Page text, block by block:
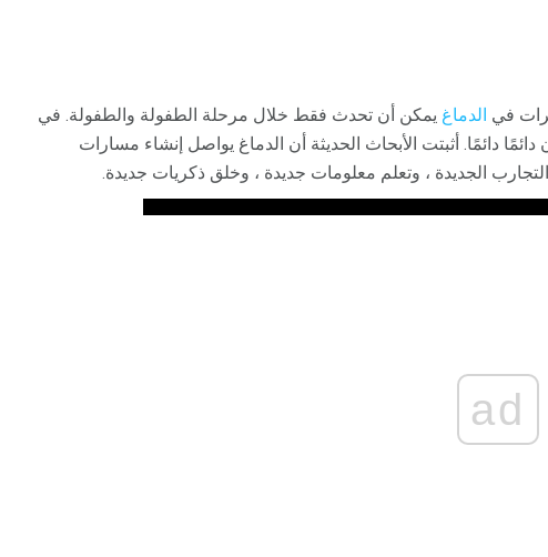
في الدماغ يمكن أن تحدث فقط خلال مرحلة الطفولة والطفولة. في
دائمًا. أثبتت الأبحاث الحديثة أن الدماغ يواصل إنشاء مسارات
الجديدة ، وتعلم معلومات جديدة ، وخلق ذكريات جديدة.
ad